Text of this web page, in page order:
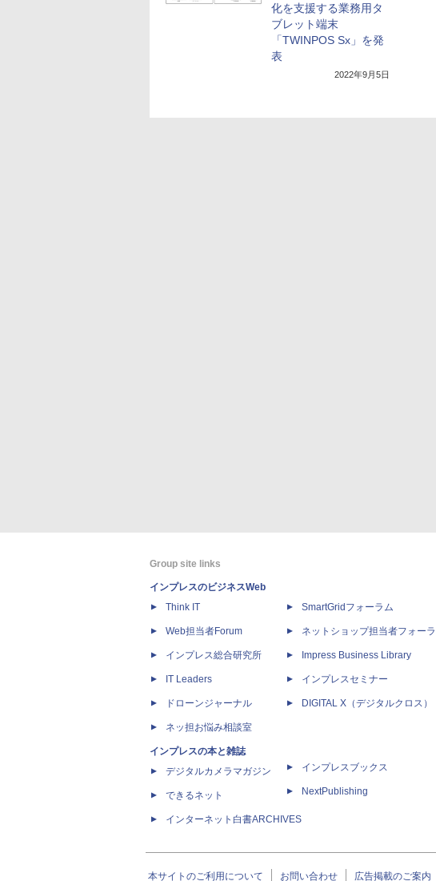
化を支援する業務用タ
ブレット端末
「TWINPOS Sx」を発
表
2022年9月5日
Group site links
インプレスのビジネスWeb
Think IT
Web担当者Forum
インプレス総合研究所
IT Leaders
ドローンジャーナル
ネッ担お悩み相談室
インプレスの本と雑誌
デジタルカメラマガジン
できるネット
インターネット白書ARCHIVES
SmartGridフォーラム
ネットショップ担当者フォー
Impress Business Library
インプレスセミナー
DIGITAL X（デジタルクロス）
インプレスブックス
NextPublishing
本サイトのご利用について お問い合わせ 広告掲載のご案内